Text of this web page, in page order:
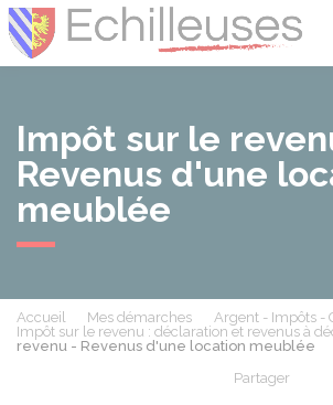
Impôt sur le
Revenus d'une
meublée
Accueil Mes démarches
Argent - Impôts -
Impôt sur le revenu : déclaration et revenus à
revenu - Revenus d'une location meublée
Partager